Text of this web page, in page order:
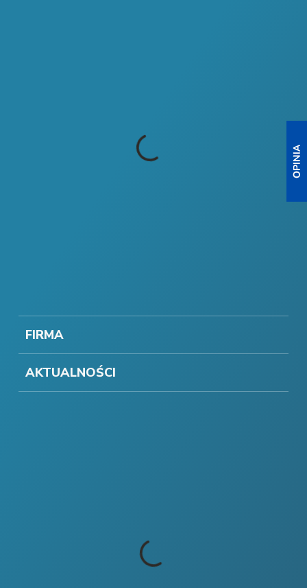
FIRMA
AKTUALNOŚCI